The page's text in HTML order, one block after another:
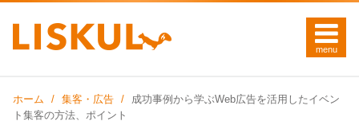
ホーム 集客・広告
成功事例から学ぶWeb広告を活用したイベン
ト集客の方法、ポイント